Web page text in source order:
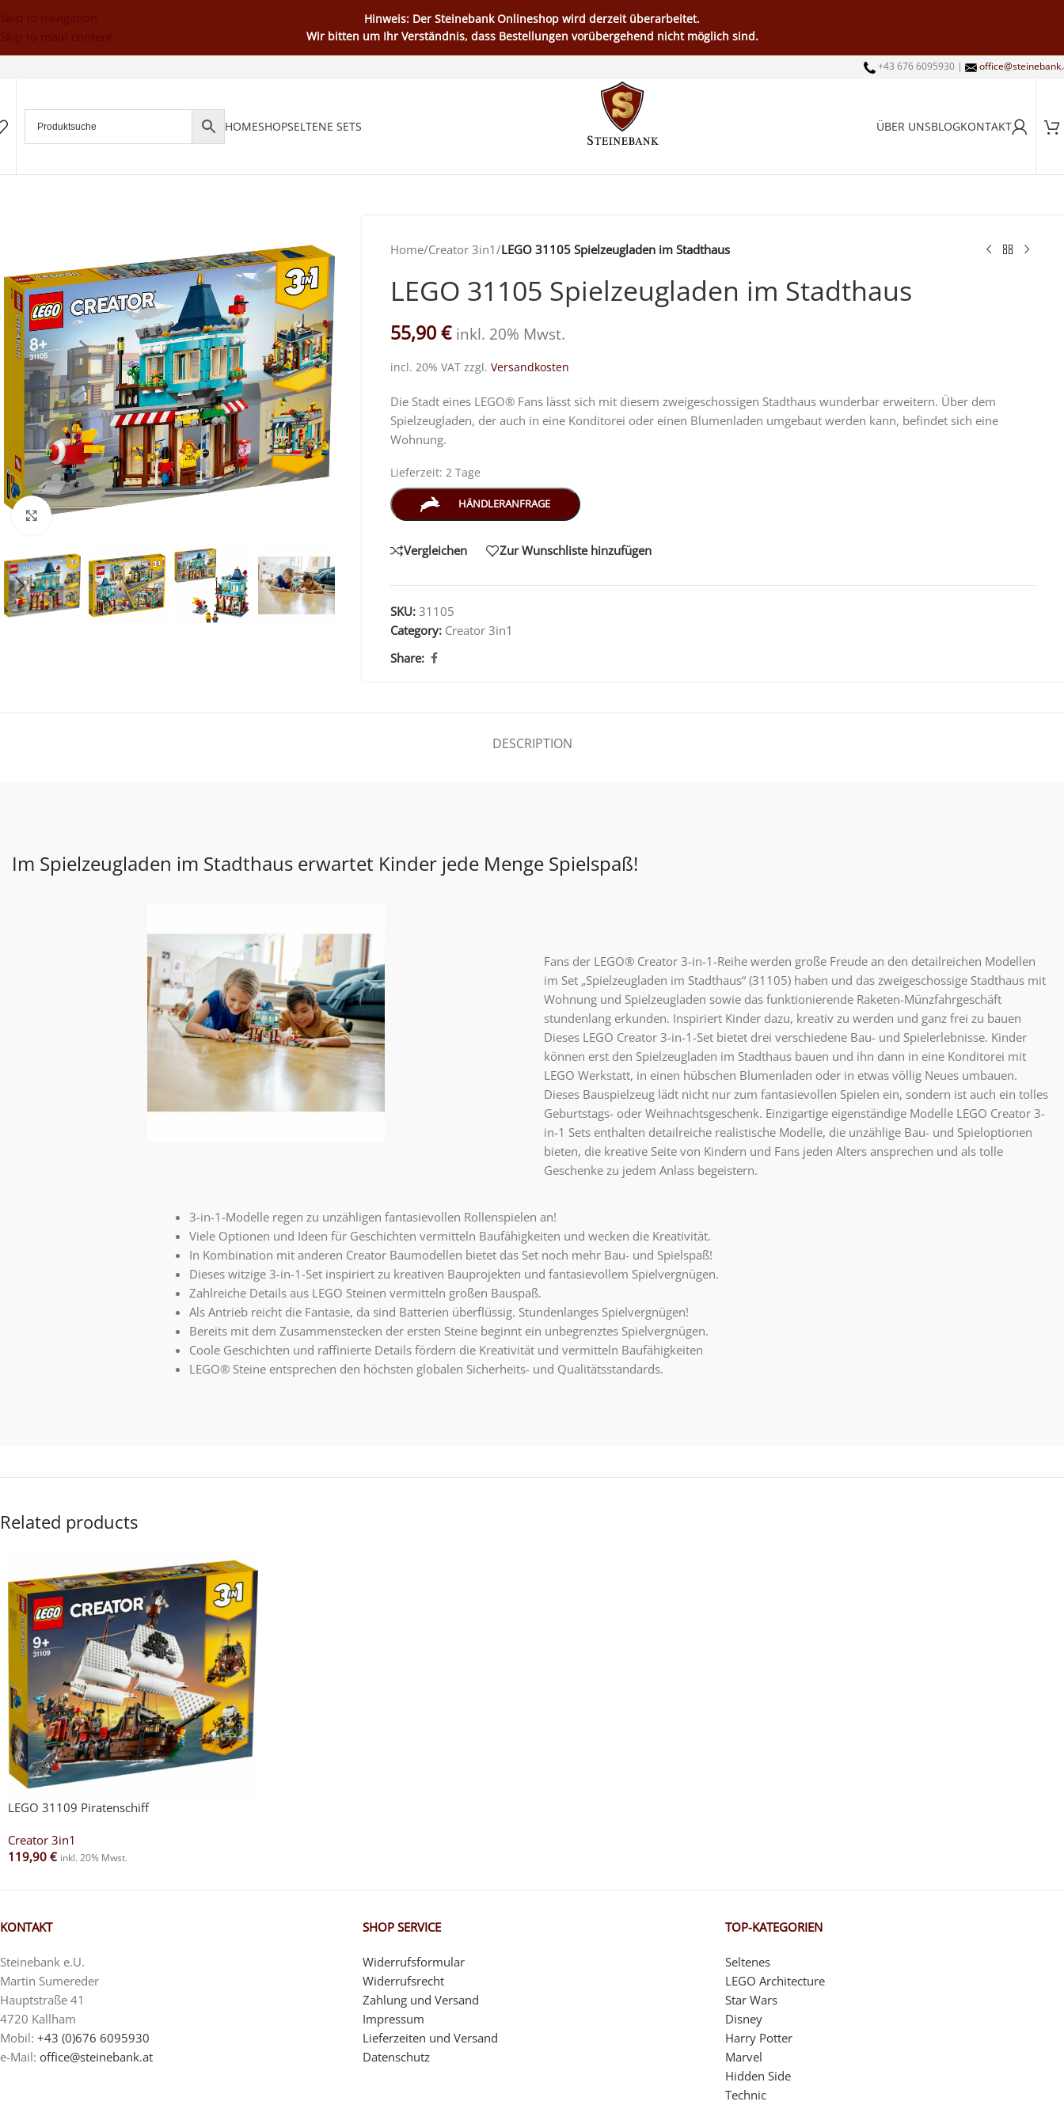
Hinweis: Der Steinebank Onlineshop wird derzeit überarbeitet.
Wir bitten um Ihr Verständnis, dass Bestellungen vorübergehend nicht möglich sind.
+43 676 6095930 |
HOMESHOPSELTENE SETS ÜBER UNSBLOGKONTAKT
Click to enlarge
Home/Creator 3in1/LEGO 31105 Spielzeugladen im Stadthaus
LEGO 31105 Spielzeugladen im Stadthaus
55,90€ inkl. 20% Mwst.
incl. 20% VAT zzgl. Versandkosten
Die Stadt eines LEGO® Fans lässt sich mit diesem zweigeschossigen Stadthaus wunderbar erweitern. Über dem
Spielzeugladen, der auch in eine Konditorei oder einen Blumenladen umgebaut werden kann, befindet sich eine
Wohnung.
Lieferzeit: 2 Tage
HÄNDLERANFRAGE
Vergleichen Zur Wunschliste hinzufügen
SKU: 31105
Category: Creator 3in1
Share:
DESCRIPTION
Im Spielzeugladen im Stadthaus erwartet Kinder jede Menge Spielspaß!
Fans der LEGO® Creator 3-in-1-Reihe werden große Freude an den detailreichen Modellen
im Set „Spielzeugladen im Stadthaus“ (31105) haben und das zweigeschossige Stadthaus mit
Wohnung und Spielzeugladen sowie das funktionierende Raketen-Münzfahrgeschäft
stundenlang erkunden. Inspiriert Kinder dazu, kreativ zu werden und ganz frei zu bauen
Dieses LEGO Creator 3-in-1-Set bietet drei verschiedene Bau- und Spielerlebnisse. Kinder
können erst den Spielzeugladen im Stadthaus bauen und ihn dann in eine Konditorei mit
LEGO Werkstatt, in einen hübschen Blumenladen oder in etwas völlig Neues umbauen.
Dieses Bauspielzeug lädt nicht nur zum fantasievollen Spielen ein, sondern ist auch ein tolles
Geburtstags- oder Weihnachtsgeschenk. Einzigartige eigenständige Modelle LEGO Creator 3-
in-1 Sets enthalten detailreiche realistische Modelle, die unzählige Bau- und Spieloptionen
bieten, die kreative Seite von Kindern und Fans jeden Alters ansprechen und als tolle
Geschenke zu jedem Anlass begeistern.
3-in-1-Modelle regen zu unzähligen fantasievollen Rollenspielen an!
Viele Optionen und Ideen für Geschichten vermitteln Baufähigkeiten und wecken die Kreativität.
In Kombination mit anderen Creator Baumodellen bietet das Set noch mehr Bau- und Spielspaß!
Dieses witzige 3-in-1-Set inspiriert zu kreativen Bauprojekten und fantasievollem Spielvergnügen.
Zahlreiche Details aus LEGO Steinen vermitteln großen Bauspaß.
Als Antrieb reicht die Fantasie, da sind Batterien überflüssig. Stundenlanges Spielvergnügen!
Bereits mit dem Zusammenstecken der ersten Steine beginnt ein unbegrenztes Spielvergnügen.
Coole Geschichten und raffinierte Details fördern die Kreativität und vermitteln Baufähigkeiten
LEGO® Steine entsprechen den höchsten globalen Sicherheits- und Qualitätsstandards.
Related products
LEGO 31109 Piratenschiff
Creator 3in1
119,90 € inkl. 20% Mwst.
KONTAKT
Steinebank e.U.
Martin Sumereder
Hauptstraße 41
4720 Kallham
Mobil: +43 (0)676 6095930
e-Mail: office@steinebank.at
SHOP SERVICE
Widerrufsformular
Widerrufsrecht
Zahlung und Versand
Impressum
Lieferzeiten und Versand
Datenschutz
TOP-KATEGORIEN
Seltenes
LEGO Architecture
Star Wars
Disney
Harry Potter
Marvel
Hidden Side
Technic